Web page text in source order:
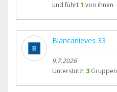
und führt1 von ihnen
Blancanieves 33
9.7.2026
Unterstützt 3 Gruppen